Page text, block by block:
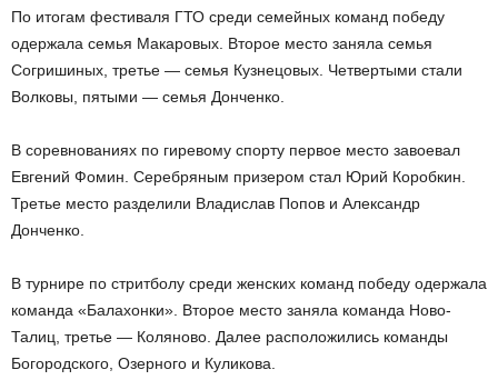
По итогам фестиваля ГТО среди семейных команд победу
одержала семья Макаровых. Второе место заняла семья
Согришиных, третье — семья Кузнецовых. Четвертыми стали
Волковы, пятыми — семья Донченко.
В соревнованиях по гиревому спорту первое место завоевал
Евгений Фомин. Серебряным призером стал Юрий Коробкин.
Третье место разделили Владислав Попов и Александр
Донченко.
В турнире по стритболу среди женских команд победу одержала
команда «Балахонки». Второе место заняла команда Ново-
Талиц, третье — Коляново. Далее расположились команды
Богородского, Озерного и Куликова.